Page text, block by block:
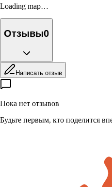
Loading map…
Отзывы0
Написать отзыв
Пока нет отзывов
Будьте первым, кто поделится